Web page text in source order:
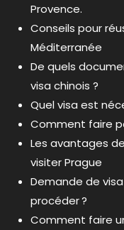
Provence.
Conseils pour
Méditerranée
De quels
visa chinois ?
Quel visa est
Comment faire
Les avantages
visiter Prague
Demande de
procéder ?
Comment faire